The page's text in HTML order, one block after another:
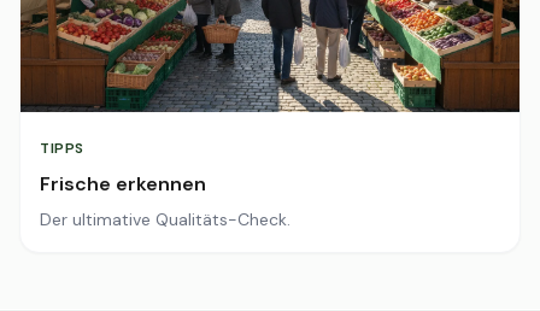
TIPPS
Frische erkennen
Der ultimative Qualitäts-Check.